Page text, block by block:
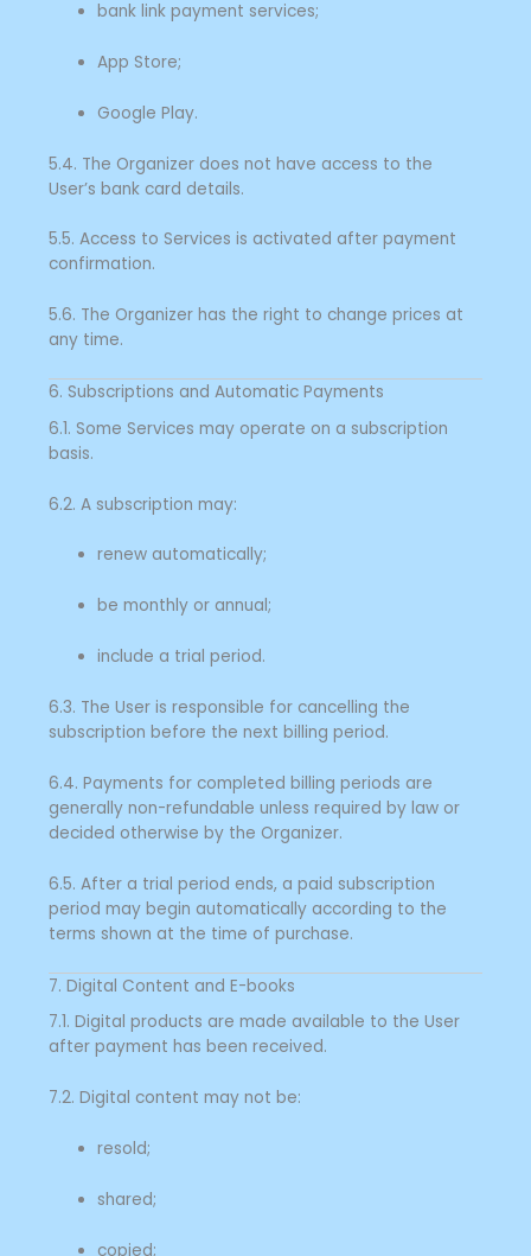
bank link payment services;
App Store;
Google Play.
5.4. The Organizer does not have access to the
User’s bank card details.
5.5. Access to Services is activated after payment
confirmation.
5.6. The Organizer has the right to change prices at
any time.
6. Subscriptions and Automatic Payments
6.1. Some Services may operate on a subscription
basis.
6.2. A subscription may:
renew automatically;
be monthly or annual;
include a trial period.
6.3. The User is responsible for cancelling the
subscription before the next billing period.
6.4. Payments for completed billing periods are
generally non-refundable unless required by law or
decided otherwise by the Organizer.
6.5. After a trial period ends, a paid subscription
period may begin automatically according to the
terms shown at the time of purchase.
7. Digital Content and E-books
7.1. Digital products are made available to the User
after payment has been received.
7.2. Digital content may not be:
resold;
shared;
copied;